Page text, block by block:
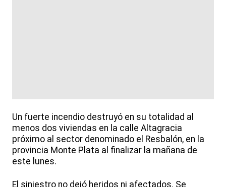
Un fuerte incendio destruyó en su totalidad al
menos dos viviendas en la calle Altagracia
próximo al sector denominado el Resbalón, en la
provincia Monte Plata al finalizar la mañana de
este lunes.
El siniestro no dejó heridos ni afectados. Se